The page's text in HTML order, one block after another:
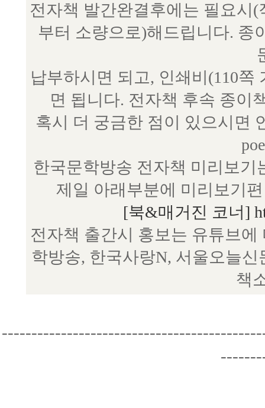
전자책 발간완결후에는 필요시
부터 소량으로)해드립니다. 종
납부하시면 되고, 인쇄비(110
면 됩니다. 전자책 후속 종이
혹시 더 궁금한 점이 있으시면
한국문학방송 전자책 미리보
제일 아래부분에 미리보기
[북&매거진 코너]
전자책 출간시 홍보는 유튜브
학방송, 한국사랑N, 서울오늘
책